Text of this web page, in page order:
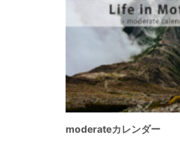
moderateカレンダー